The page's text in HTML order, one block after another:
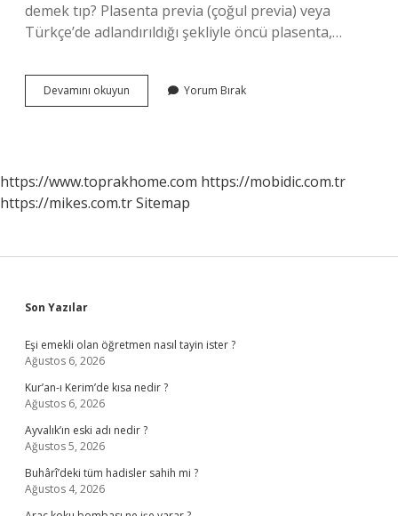
demek tıp? Plasenta previa (çoğul previa) veya
Türkçe’de adlandırıldığı şekliyle öncü plasenta,…
Devamını okuyun
Yapmak
Yorum Bırak
https://www.toprakhome.com https://mobidic.com.tr
https://mikes.com.trSitemap
Sidebar
Son Yazılar
Eşi emekli olan öğretmen nasıl tayin ister ?
Ağustos 6, 2026
Kur’an-ı Kerim’de kısa nedir ?
Ağustos 6, 2026
Ayvalık’ın eski adı nedir ?
Ağustos 5, 2026
Buhârî’deki tüm hadisler sahih mi ?
Ağustos 4, 2026